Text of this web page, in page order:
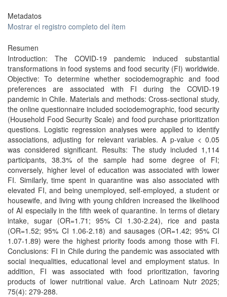
Metadatos
Mostrar el registro completo del ítem
Resumen
Introduction: The COVID-19 pandemic induced substantial
transformations in food systems and food security (FI) worldwide.
Objective: To determine whether sociodemographic and food
preferences are associated with FI during the COVID-19
pandemic in Chile. Materials and methods: Cross-sectional study,
the online questionnaire included sociodemographic, food security
(Household Food Security Scale) and food purchase prioritization
questions. Logistic regression analyses were applied to identify
associations, adjusting for relevant variables. A p-value < 0.05
was considered significant. Results: The study included 1,114
participants, 38.3% of the sample had some degree of FI;
conversely, higher level of education was associated with lower
FI. Similarly, time spent in quarantine was also associated with
elevated FI, and being unemployed, self-employed, a student or
housewife, and living with young children increased the likelihood
of AI especially in the fifth week of quarantine. In terms of dietary
intake, sugar (OR=1.71; 95% CI 1.30-2.24), rice and pasta
(OR=1.52; 95% CI 1.06-2.18) and sausages (OR=1.42; 95% CI
1.07-1.89) were the highest priority foods among those with FI.
Conclusions: FI in Chile during the pandemic was associated with
social inequalities, educational level and employment status. In
addition, FI was associated with food prioritization, favoring
products of lower nutritional value. Arch Latinoam Nutr 2025;
75(4): 279-288.